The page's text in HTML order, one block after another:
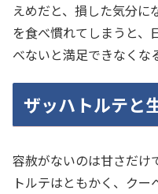
えめだと、損した気分に
を食べ慣れてしまうと、
べないと満足できなくな
ザッハトルテと
容赦がないのは甘さだけ
トルテはともかく、ク